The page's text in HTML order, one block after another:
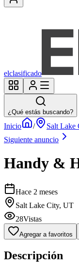
elclasificado
¿Qué estás buscando?
Inicio / Salt Lake
Siguiente anuncio
Handy &
Hace 2 meses
Salt Lake City, UT
28Vistas
Agregar a favoritos
Descripción